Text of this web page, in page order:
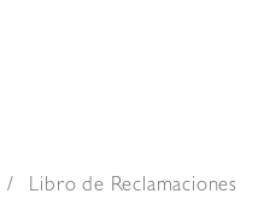
Libro de Reclamaciones